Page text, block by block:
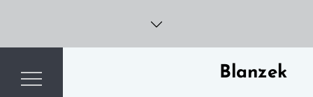
content
Blanzek